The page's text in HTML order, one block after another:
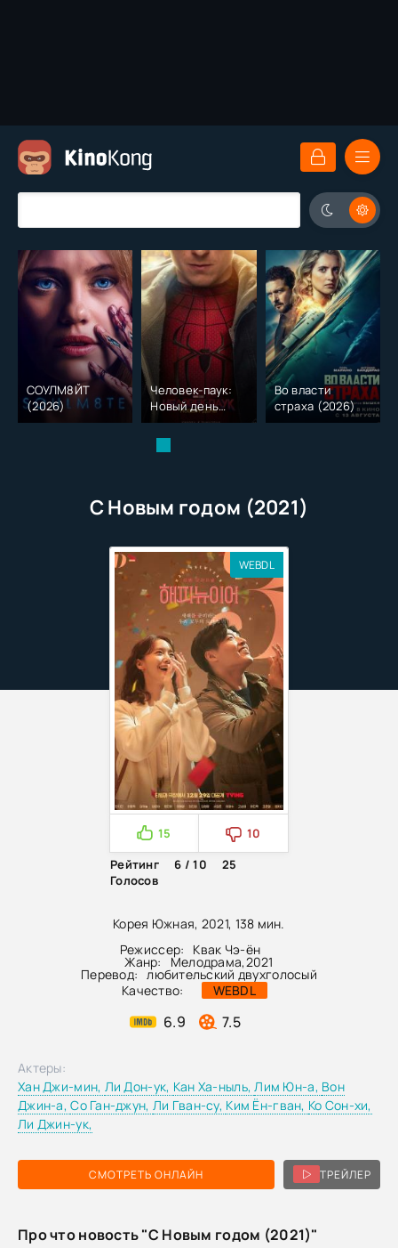
СОУЛМ8ЙТ
(2026)
Человек-паук:
Новый день
(2026)
Во власти
страха (2026)
С Новым годом (2021)
Корея Южная, 2021, 138 мин.
Режиссер:
Квак Чэ-ён
Жанр: Мелодрама,2021
Перевод: любительский двухголосый
Качество:
WEBDL
6.9 7.5
WEBDL
15
10
Рейтинг
6 / 10
25
Голосов
СМОТРЕТЬ ОНЛАЙН ТРЕЙЛЕР
Актеры:
Хан Джи-мин, Ли Дон-ук, Кан Ха-ныль,Лим Юн-а, Вон
Джин-а,Со Ган-джун, Ли Гван-су, Ким Ён-гван, Ко Сон-хи,
Ли Джин-ук,
Про что новость "С Новым годом (2021)"